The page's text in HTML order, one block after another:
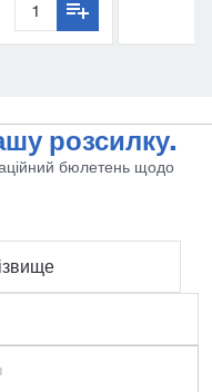
розсилку.
бюлетень щодо